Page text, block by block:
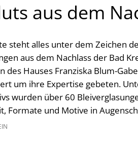
aus dem
steht alles unter dem Zeichen
aus dem Nachlass der Bad
des Hauses Franziska Blum-
um ihre Expertise gebeten.
wurden über 60
Formate und Motive in